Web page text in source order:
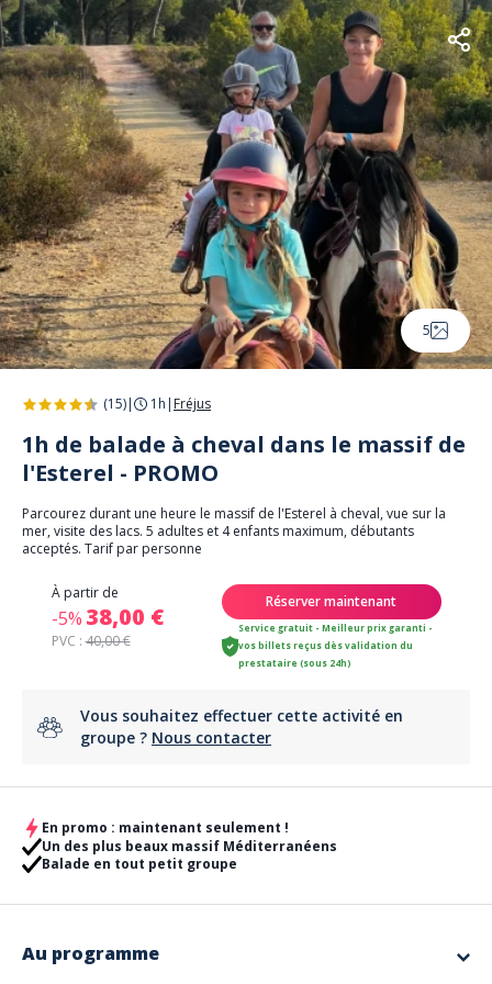
5
(15)| 1h | Fréjus
1h de balade à cheval dans le massif de
l'Esterel - PROMO
Parcourez durant une heure le massif de l'Esterel à cheval, vue sur la
mer, visite des lacs. 5 adultes et 4 enfants maximum, débutants
acceptés. Tarif par personne
À partir de
-5% 38,00 €
PVC :40,00 €
Réserver maintenant
Service gratuit - Meilleur prix garanti -
vos billets reçus dès validation du
prestataire (sous 24h)
Vous souhaitez effectuer cette activité en
groupe ? Nous contacter
En promo : maintenant seulement !
Un des plus beaux massif Méditerranéens
Balade en tout petit groupe
Au programme